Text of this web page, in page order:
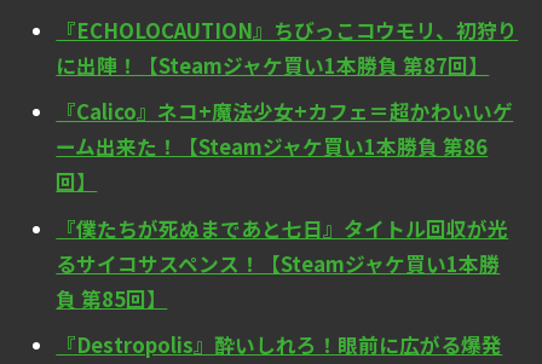
『ECHOLOCAUTION』ちびっこコウモリ、初狩り
に出陣！【Steamジャケ買い1本勝負 第87回】
『Calico』ネコ+魔法少女+カフェ＝超かわいいゲ
ーム出来た！【Steamジャケ買い1本勝負 第86
回】
『僕たちが死ぬまであと七日』タイトル回収が光
るサイコサスペンス！【Steamジャケ買い1本勝
負 第85回】
『Destropolis』酔いしれろ！眼前に広がる爆発